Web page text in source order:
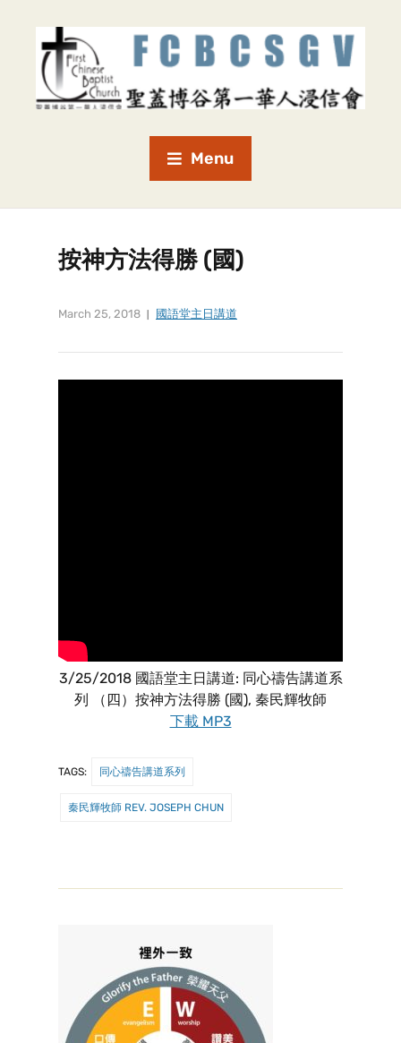
Menu
按神方法得勝 (國)
March 25, 2018 國語堂主日講道
3/25/2018 國語堂主日講道: 同心禱告講道系
列 （四）按神方法得勝 (國), 秦民輝牧師
下載 MP3
TAGS: 同心禱告講道系列
秦民輝牧師 REV. JOSEPH CHUN